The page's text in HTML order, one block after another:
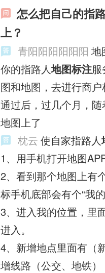
怎么把自己的指
上？
青阳阳阳阳阳阳 地
你的指路人地图标注服
图和地图，去进行商
通过后，过几个月，
地图上了
枕云 使自家指路人
1、用手机打开地图
2、看到那个地图上有
标手机底部会有个“我
3、进入我的位置，里
进入。
4、新增地点里面有（
增线路（公交、地铁